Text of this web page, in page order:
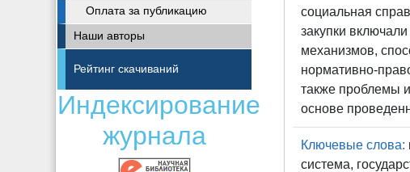
Оплата за публикацию
Наши авторы
Рейтинг скачиваний
Индексирование
журнала
социальная
закупки
механизмов,
нормативно-
также проблемы
основе
Ключевые слова:
система,